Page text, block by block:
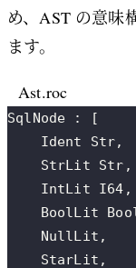
め、AST の意味
ます。
Ast.roc
SqlNode : [
    Ident Str,
    StrLit Str,
    IntLit I64,
BoolLit
    NullLit,
    StarLit,